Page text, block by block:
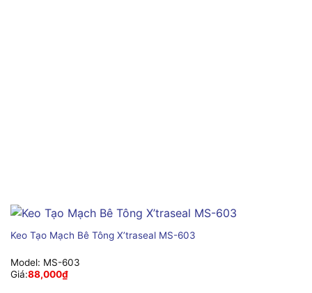
Keo Tạo Mạch Bê Tông X’traseal MS-603
Model: MS-603
Giá:88,000₫